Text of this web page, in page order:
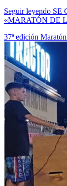
Seguir leyendo SE
«MARATÓN DE
37ª edición